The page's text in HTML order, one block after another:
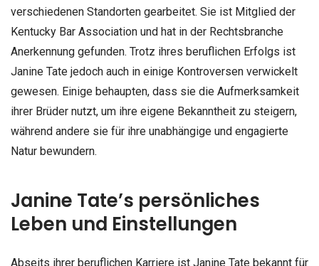
verschiedenen Standorten gearbeitet. Sie ist Mitglied der
Kentucky Bar Association und hat in der Rechtsbranche
Anerkennung gefunden. Trotz ihres beruflichen Erfolgs ist
Janine Tate jedoch auch in einige Kontroversen verwickelt
gewesen. Einige behaupten, dass sie die Aufmerksamkeit
ihrer Brüder nutzt, um ihre eigene Bekanntheit zu steigern,
während andere sie für ihre unabhängige und engagierte
Natur bewundern.
Janine Tate’s persönliches
Leben und Einstellungen
Abseits ihrer beruflichen Karriere ist Janine Tate bekannt für